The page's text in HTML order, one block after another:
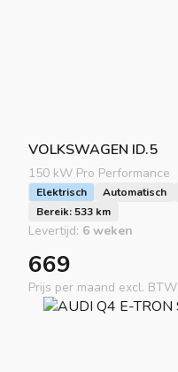
VOLKSWAGEN ID.5
150 kW Pro Performance
Elektrisch Automatisch
Bereik: 533 km
Levertijd: 6 weken
669
Prijs per maand excl. BTW